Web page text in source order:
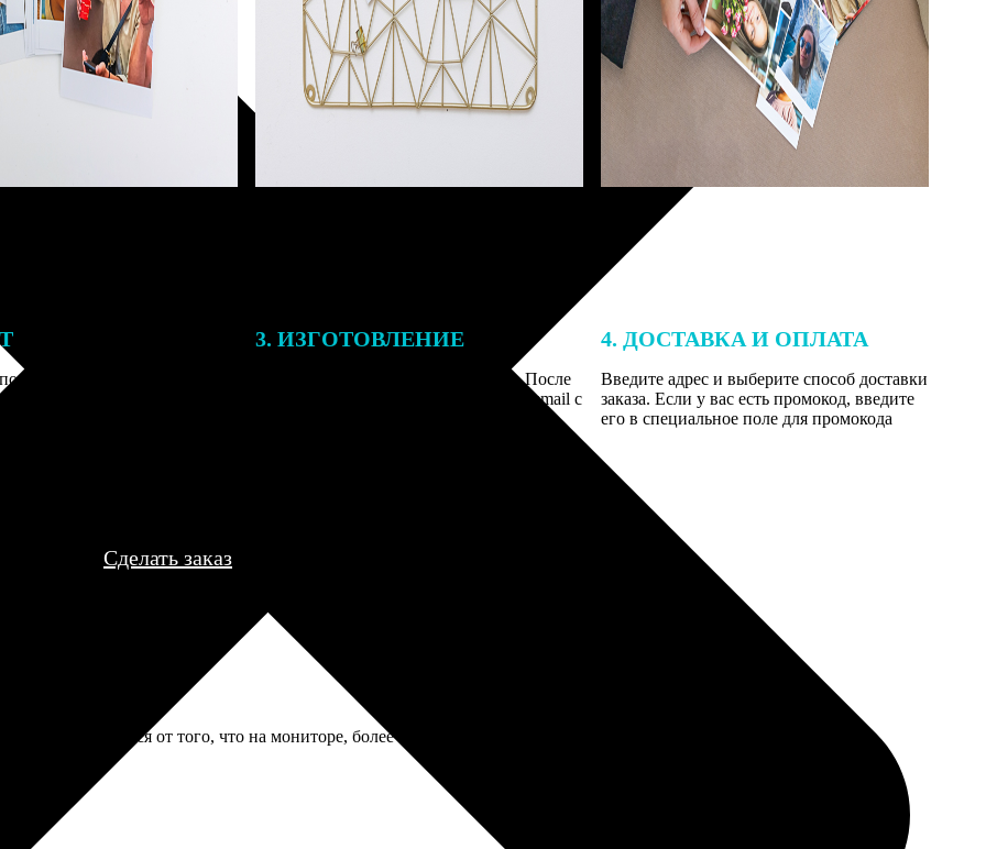
заказа к печати
могут связаться с Вами
телефону или email для
деталей.
3. ИЗГОТОВЛЕНИЕ
Оплатите заказ банковской картой. После
оплаты получите подтверждение на email с
описанием заказа. Когда отправим заказ
4. ДОСТАВКА И ОПЛАТА
Введите адрес и выберите способ доставки
заказа. Если у вас есть промокод, введите
его в специальное поле для промокода
Сделать заказ
отличаются от того, что на мониторе, более теплые. Но в интерьере это даже лучше смотрится.